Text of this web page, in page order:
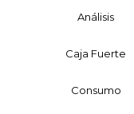
Análisis
Caja Fuerte
Consumo